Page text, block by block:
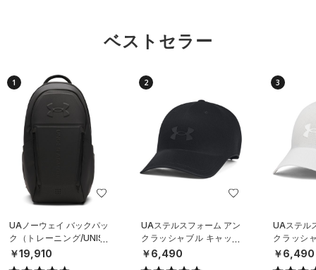
ベストセラー
1
UAノーウェイ バックパッ
ク（トレーニング/UNISE
X）
￥19,910
2
UAステルスフォーム アン
クラッシャブル キャップ
（ライフスタイル/UNISE
X）
￥6,490
3
UAステル
クラッシ
（ライフ
X）
￥6,490